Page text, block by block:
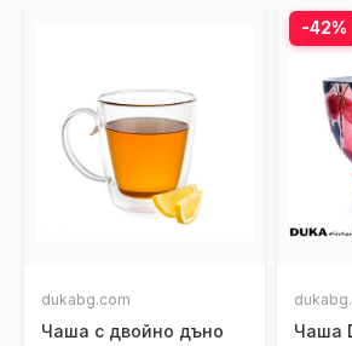
dukabg.com
Чаша с двойно дъно
-42%
Чаша